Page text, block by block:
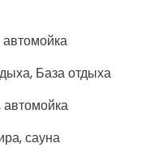
автомойка
База отдыха
автомойка
сауна